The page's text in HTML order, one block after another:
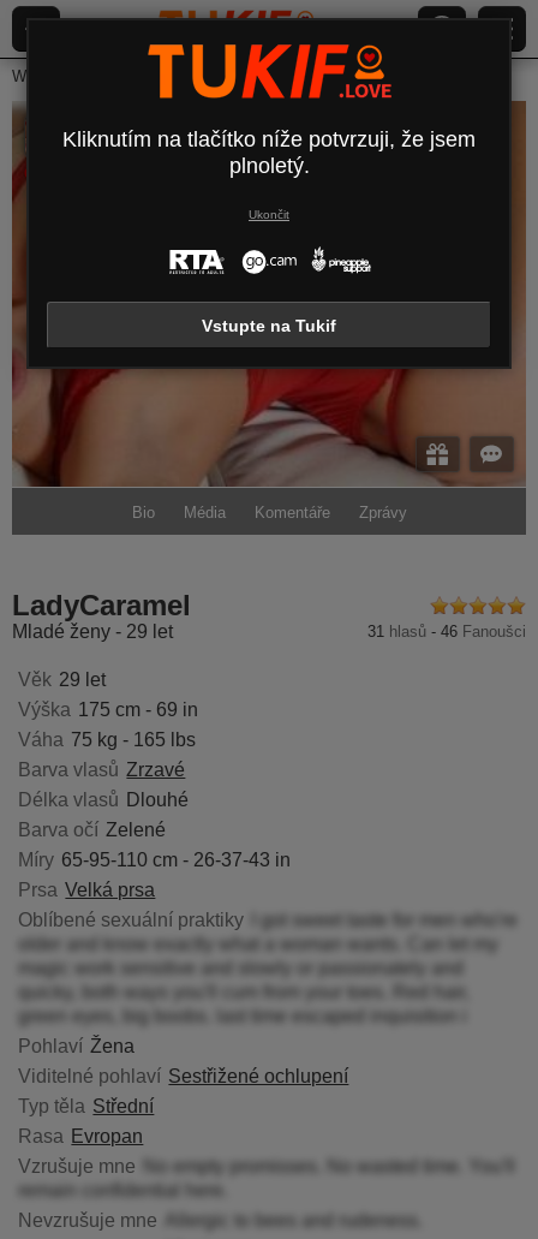
Webcam Live Mladé ženy Ladycaramel
LadyCaramel
Odpojeny
Bio Média Komentáře Zprávy
31 hlasů - 46 Fanoušci
LadyCaramel
Mladé ženy - 29 let
Věk 29 let
Výška 175 cm - 69 in
Váha 75 kg - 165 lbs
Barva vlasů Zrzavé
Délka vlasů Dlouhé
Barva očí Zelené
Míry 65-95-110 cm - 26-37-43 in
Prsa Velká prsa
Oblíbené sexuální praktiky
I got sweet taste for men who're
older and know exactly what a woman wants. Can let my
magic work sensitive and slowly or passionately and
quicky, both ways you'll cum from your toes. Red hair,
green eyes, big boobs. last time escaped inquisition i
Pohlaví Žena
Viditelné pohlaví Sestřižené ochlupení
Typ těla Střední
Rasa Evropan
Vzrušuje mne
No empty promisses. No wasted time. You'll
remain confidential here.
Nevzrušuje mne
Allergic to bees and rudeness.
Kliknutím na tlačítko níže potvrzuji, že jsem
plnoletý.
Ukončit
Vstupte na Tukif